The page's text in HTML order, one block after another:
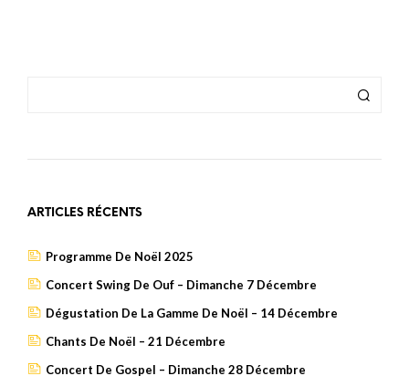
ARTICLES RÉCENTS
Programme De Noël 2025
Concert Swing De Ouf – Dimanche 7 Décembre
Dégustation De La Gamme De Noël – 14 Décembre
Chants De Noël – 21 Décembre
Concert De Gospel – Dimanche 28 Décembre